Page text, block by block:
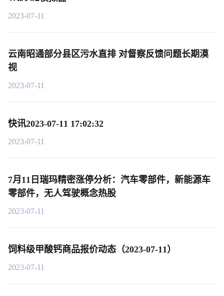
2023-07-11
云南昭通部分县区污水直排 对督察反馈问题长期漠
视
2023-07-11
快讯2023-07-11 17:02:32
2023-07-11
7月11日瑞玛精密涨停分析：汽车零部件，新能源车
零部件，无人驾驶概念热股
2023-07-11
饲料级甲酸钙商品报价动态（2023-07-11）
2023-07-11